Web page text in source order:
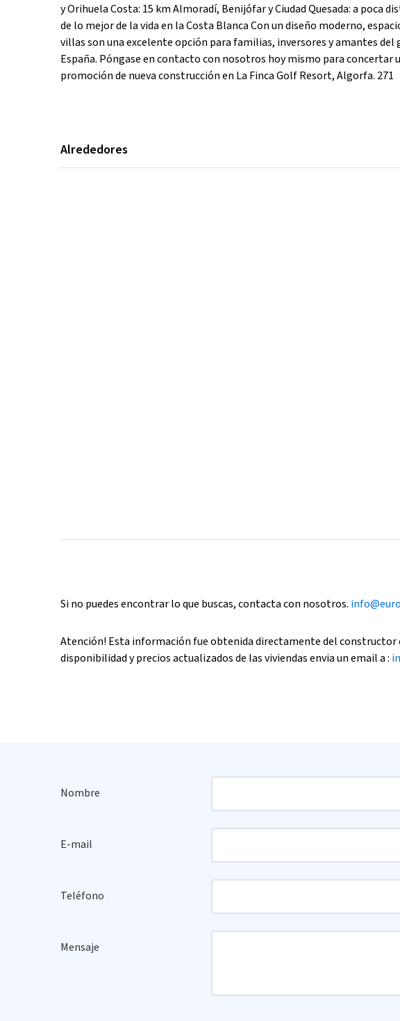
y Orihuela Costa: 15 km Almoradí, Benijófar y Ciudad Quesada: a poca
de lo mejor de la vida en la Costa Blanca Con un diseño moderno,
villas son una excelente opción para familias, inversores y amantes del
España. Póngase en contacto con nosotros hoy mismo para
promoción de nueva construcción en La Finca Golf Resort, Algorfa. 271
Alrededores
Si no puedes encontrar lo que buscas, contacta con nosotros.
Atención! Esta información fue obtenida directamente del
disponibilidad y precios actualizados de las viviendas envia un email a :
Nombre
E-mail
Teléfono
Mensaje